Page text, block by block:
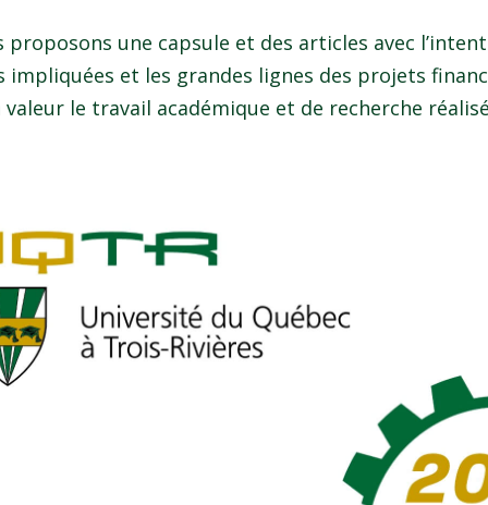
proposons une capsule et des articles avec
impliquées et les grandes lignes des projets
le travail académique et de recherche